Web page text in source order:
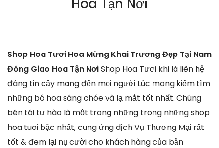
Hoa Tận Nơi
Shop Hoa Tươi Hoa Mừng Khai Trương Đẹp Tại Nam
Đông Giao Hoa Tận NơiShop Hoa Tươi khi là liên hệ
đáng tin cậy mang đến mọi người Lúc mong kiếm tìm
những bó hoa sáng chóe và lạ mắt tốt nhất. Chúng
bên tôi tự hào là một trong những trong những shop
hoa tuoi bậc nhất, cung ứng dịch Vụ Thương Mại rất
tốt & đem lại nụ cười cho khách hàng của bản